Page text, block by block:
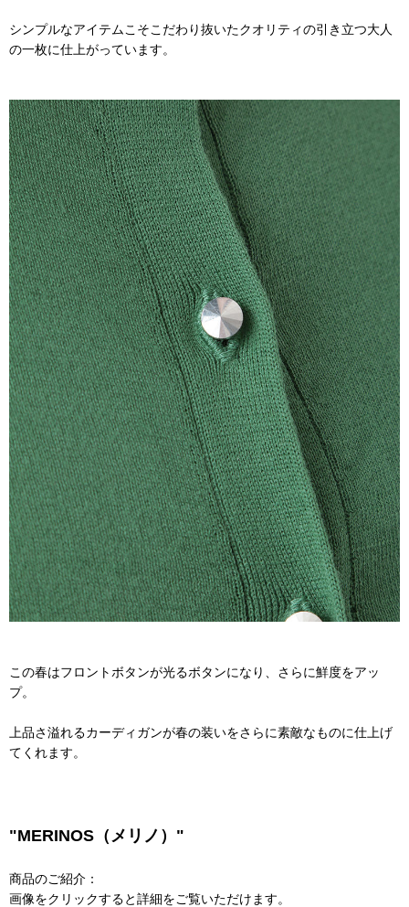
シンプルなアイテムこそこだわり抜いたクオリティの引き立つ大人
の一枚に仕上がっています。
この春はフロントボタンが光るボタンになり、さらに鮮度をアッ
プ。
上品さ溢れるカーディガンが春の装いをさらに素敵なものに仕上げ
てくれます。
"MERINOS（メリノ）"
商品のご紹介：
画像をクリックすると詳細をご覧いただけます。